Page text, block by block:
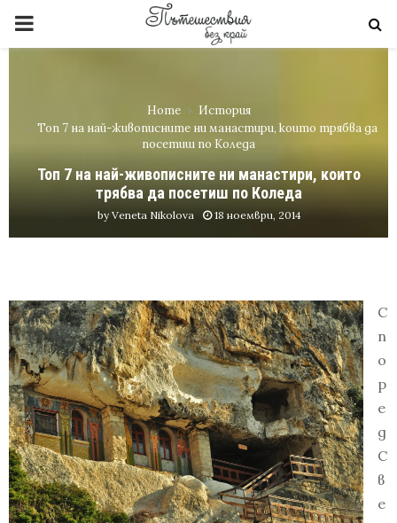
PRIMARY
Home
История
Топ 7 на най-живописните ни манастири, които трябва да
посетиш по Коледа
Топ 7 на най-живописните ни манастири, които
трябва да посетиш по Коледа
byVeneta Nikolova 18 ноември, 2014
С
п
о
р
е
д
С
в
е